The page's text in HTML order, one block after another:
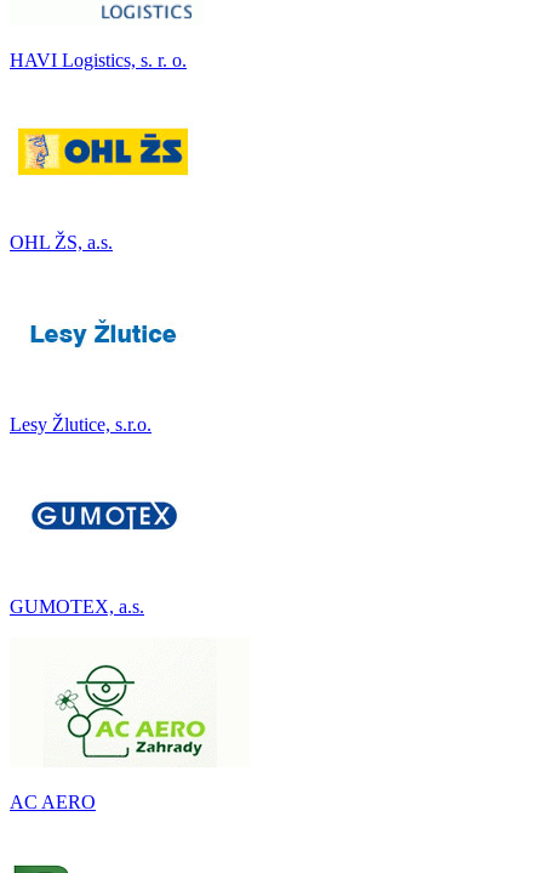
HAVI Logistics, s. r. o.
OHL ŽS, a.s.
Lesy Žlutice, s.r.o.
GUMOTEX, a.s.
AC AERO